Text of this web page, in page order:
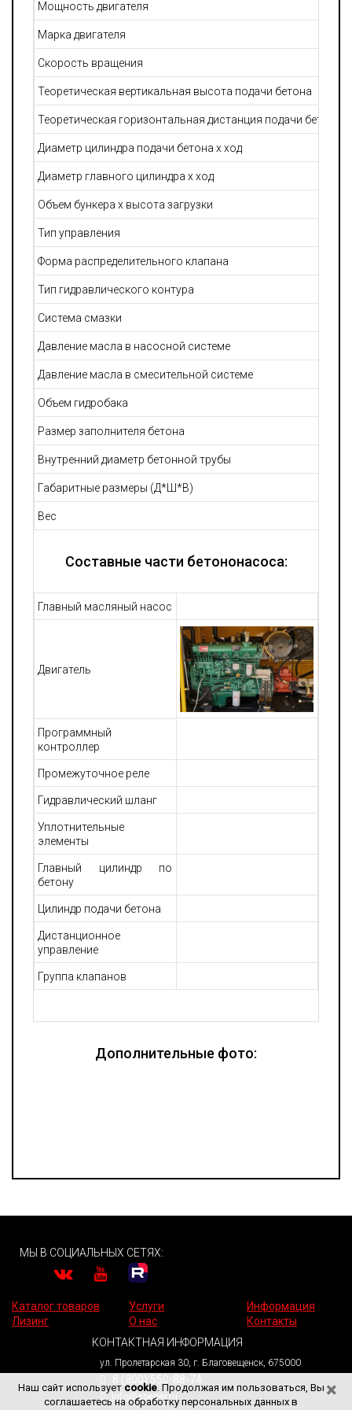
Мощность двигателя
Марка двигателя
Скорость вращения
Теоретическая вертикальная высота подачи бетона
Теоретическая горизонтальная дистанция подачи бетона
Диаметр цилиндра подачи бетона х ход
Диаметр главного цилиндра х ход
Объем бункера х высота загрузки
Тип управления
Форма распределительного клапана
Тип гидравлического контура
Система смазки
Давление масла в насосной системе
Давление масла в смесительной системе
Объем гидробака
Размер заполнителя бетона
Внутренний диаметр бетонной трубы
Габаритные размеры (Д*Ш*В)
Вес
Составные части бетононасоса:
Главный масляный насос
Двигатель
Программный
контроллер
Промежуточное реле
Гидравлический шланг
Уплотнительные
элементы
Главный цилиндр по
бетону
Цилиндр подачи бетона
Дистанционное
управление
Группа клапанов
Дополнительные фото:
МЫ В СОЦИАЛЬНЫХ СЕТЯХ:
Каталог товаров Услуги
Информация
Лизинг
О нас
Контакты
КОНТАКТНАЯ ИНФОРМАЦИЯ
ул. Пролетарская 30, г. Благовещенск, 675000
8 (800) 550-88-74
info@specer.ru ×
Наш сайт использует cookie. Продолжая им пользоваться, Вы
соглашаетесь на обработку персональных данных в